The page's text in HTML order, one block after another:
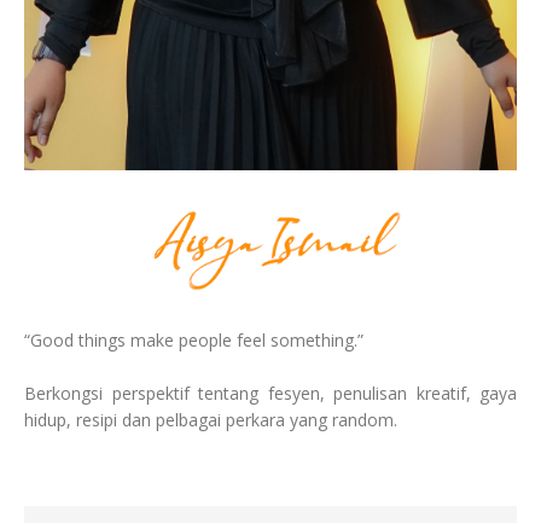
“Good things make people feel something.”
Berkongsi perspektif tentang fesyen, penulisan kreatif, gaya
hidup, resipi dan pelbagai perkara yang random.